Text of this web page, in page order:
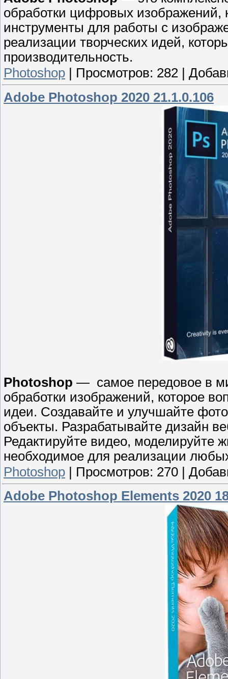
обработки цифровых
инструменты для работы с
реализации творческих идей,
производительность.
Photoshop
Просмотров: 282
Adobe Photoshop 2020 21.1.0.106
Photoshop — самое передовое в
обработки изображений, которое
идеи. Создавайте и улучшайте
объекты. Разрабатывайте дизайн
Редактируйте видео, моделируйте
необходимое для реализации
Photoshop
Просмотров: 270
Adobe Photoshop Elements 2020